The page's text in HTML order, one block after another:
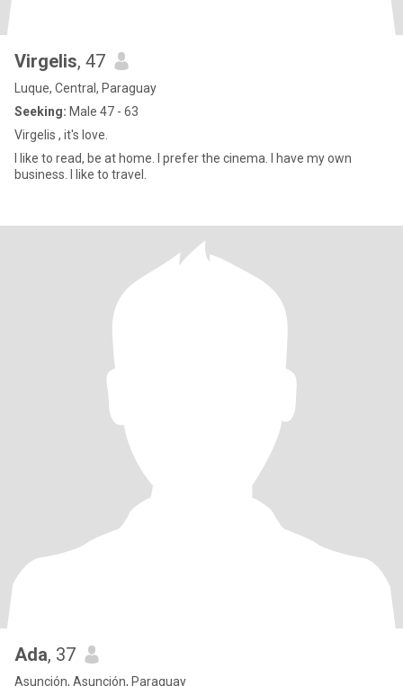
Virgelis, 47
Luque, Central, Paraguay
Seeking: Male 47 - 63
Virgelis , it's love.
I like to read, be at home. I prefer the cinema. I have my own
business. I like to travel.
Ada, 37
Asunción, Asunción, Paraguay